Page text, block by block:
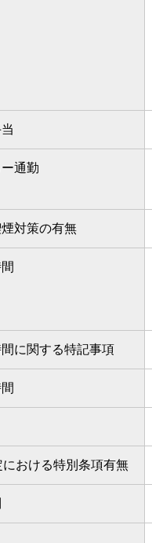
通勤
対策の有無
に関する特記事項
における特別条項有無